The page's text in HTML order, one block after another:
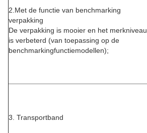
2.Met de functie van benchmarking
verpakking
De verpakking is mooier en het merkniveau
is verbeterd (van toepassing op de
benchmarkingfunctiemodellen);
3. Transportband